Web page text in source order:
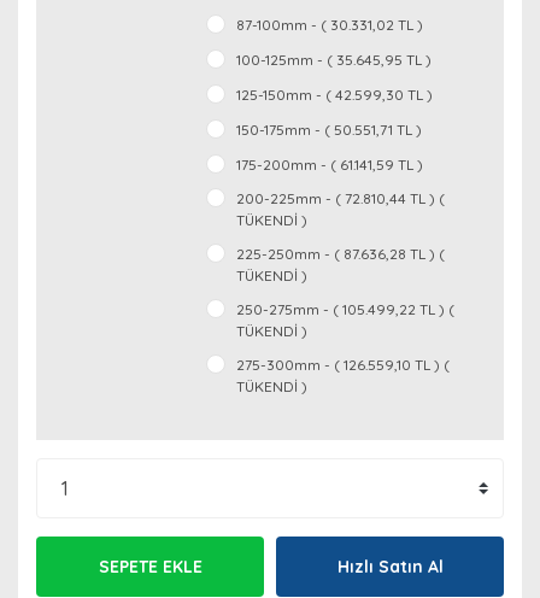
87-100mm - ( 30.331,02 TL )
100-125mm - ( 35.645,95 TL )
125-150mm - ( 42.599,30 TL )
150-175mm - ( 50.551,71 TL )
175-200mm - ( 61.141,59 TL )
200-225mm - ( 72.810,44 TL ) (
TÜKENDİ )
225-250mm - ( 87.636,28 TL ) (
TÜKENDİ )
250-275mm - ( 105.499,22 TL ) (
TÜKENDİ )
275-300mm - ( 126.559,10 TL ) (
TÜKENDİ )
SEPETE EKLE Hızlı Satın Al